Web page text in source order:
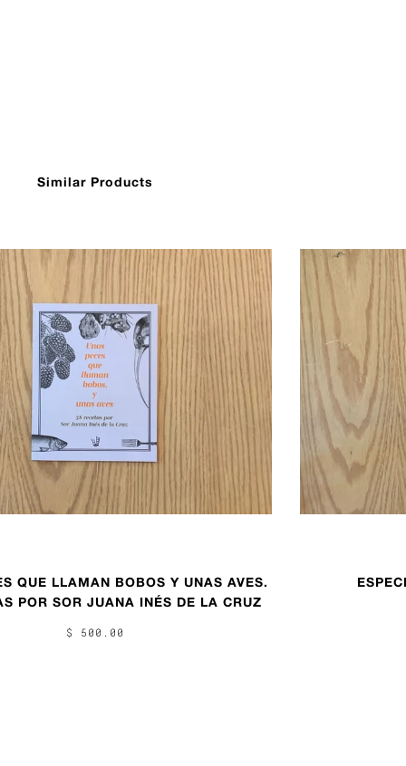
Similar Products
QUE LLAMAN BOBOS Y UNAS AVES.
POR SOR JUANA INÉS DE LA CRUZ
$ 500.00